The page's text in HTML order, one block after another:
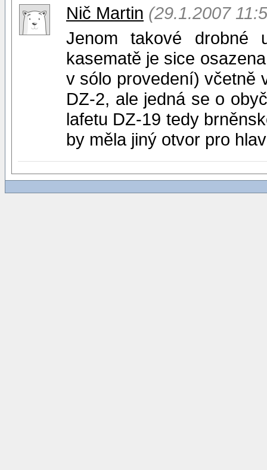
Nič Martin (29.1.2007
Jenom takové drobné
kasematě je sice
v sólo provedení) včetně
DZ-2, ale jedná se o
lafetu DZ-19 tedy
by měla jiný otvor pro